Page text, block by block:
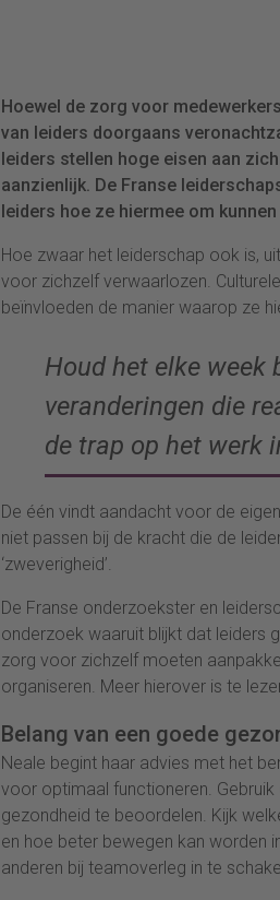
Hoewel de zorg voor
van leiders doorgaans
leiders stellen hoge eisen aan
aanzienlijk. De Franse
leiders hoe ze hiermee om
Hoe zwaar het leiderschap ook is,
voor zichzelf verwaarlozen.
beïnvloeden de manier waarop ze
Houd het elke week
veranderingen die
de trap op het werk
De één vindt aandacht voor de
niet passen bij de kracht die de
‘zweverigheid’.
De Franse onderzoekster en
onderzoek waaruit blijkt dat leiders
zorg voor zichzelf moeten
organiseren. Meer hierover is te
Belang van een goede
Neale begint haar advies met het
voor optimaal functioneren.
gezondheid te beoordelen. Kijk
en hoe beter bewegen kan worden
anderen bij teamoverleg in te